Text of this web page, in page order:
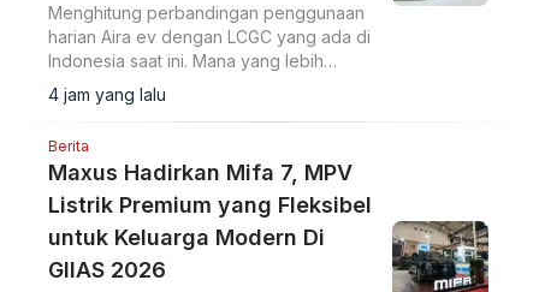
Menghitung perbandingan penggunaan
harian Aira ev dengan LCGC yang ada di
Indonesia saat ini. Mana yang lebih
hemat?
4 jam yang lalu
Berita
Maxus Hadirkan Mifa 7, MPV
Listrik Premium yang Fleksibel
untuk Keluarga Modern Di
GIIAS 2026